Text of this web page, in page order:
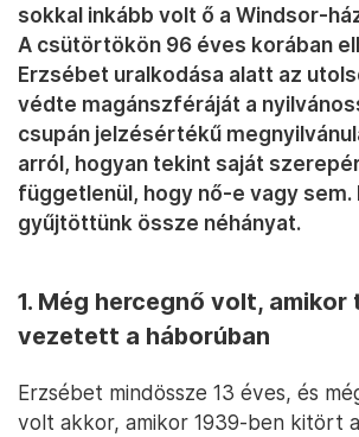
sokkal inkább volt ő a Windsor-
A csütörtökön 96 éves korában
Erzsébet uralkodása alatt az
védte magánszféráját a
csupán jelzésértékű
arról, hogyan tekint saját
függetlenül, hogy nő-e vagy sem.
gyűjtöttünk össze néhányat.
1. Még hercegnő volt,
vezetett a háborúban
Erzsébet mindössze 13 éves, és
volt akkor, amikor 1939-ben kitört